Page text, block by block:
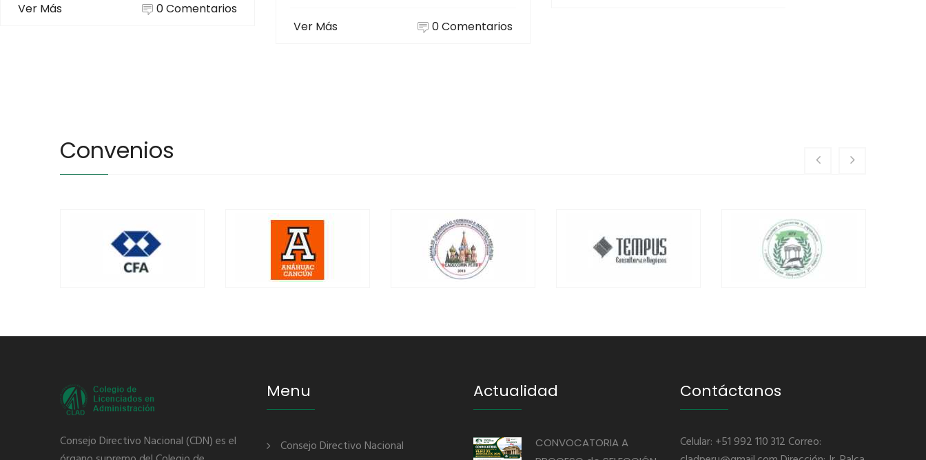
Ver Más 0 Comentarios
Ver Más 0 Comentarios
Convenios
Consejo Directivo Nacional (CDN) es el
Menu
Consejo Directivo Nacional
Actualidad
CONVOCATORIA A
Contáctanos
Celular: +51 992 110 312 Correo: